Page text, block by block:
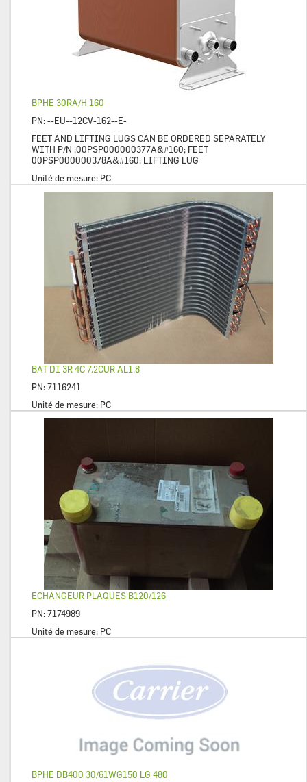
BPHE 30RA/H 160
PN:--EU--12CV-162--E-
FEET AND LIFTING LUGS CAN BE ORDERED SEPARATELY
WITH P/N :00PSP000000377A&#160; FEET
00PSP000000378A&#160; LIFTING LUG
Unité de mesure: PC
BAT DI 3R 4C 7.2CUR AL1.8
PN:7116241
Unité de mesure: PC
ECHANGEUR PLAQUES B120/126
PN:7174989
Unité de mesure: PC
BPHE DB400 30/61WG150 LG 480